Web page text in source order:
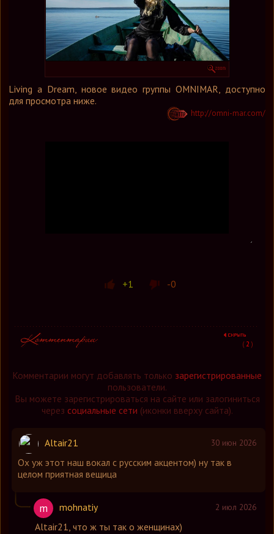
Форум
Ссылки
Контакты
Living a Dream, новое видео группы OMNIMAR, доступно
для просмотра ниже.
http://omni-mar.com/
+1 -0
( 2 )
Комментарии могут добавлять только зарегистрированные
пользователи.
Вы можете зарегистрироваться на сайте или залогиниться
через социальные сети (иконки вверху сайта).
30 июн 2026
Altair21
Ох уж этот наш вокал с русским акцентом) ну так в
целом приятная вещица
2 июл 2026
m
mohnatiy
Altair21 что ж ты так о женщинах)